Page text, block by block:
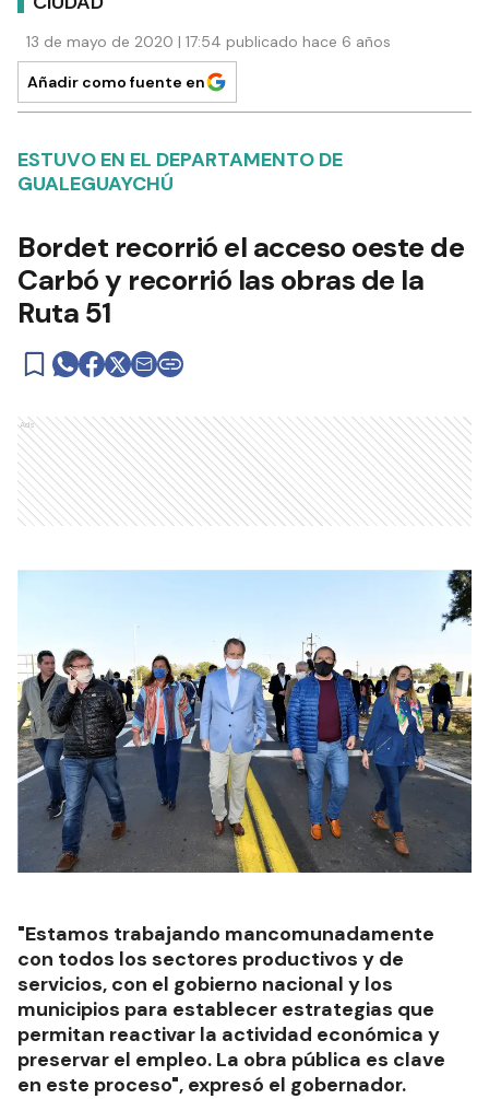
13 de mayo de 2020 | 17:54 publicado hace 6 años
Añadir como fuente en
ESTUVO EN EL DEPARTAMENTO DE
GUALEGUAYCHÚ
Bordet recorrió el acceso oeste de
Carbó y recorrió las obras de la
Ruta 51
Ads
"Estamos trabajando mancomunadamente
con todos los sectores productivos y de
servicios, con el gobierno nacional y los
municipios para establecer estrategias que
permitan reactivar la actividad económica y
preservar el empleo. La obra pública es clave
en este proceso", expresó el gobernador.